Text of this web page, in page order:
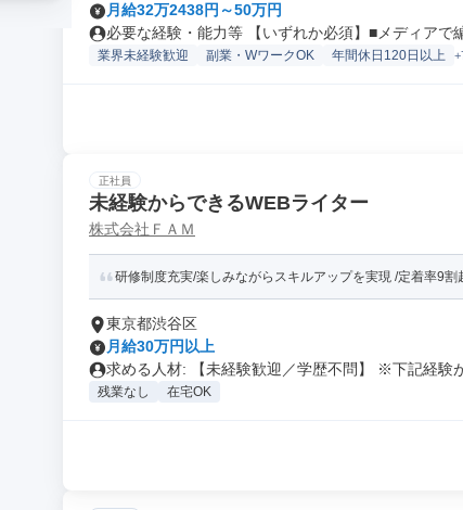
月給32万2438円～50万円
必要な経験・能力等 【いずれか必須】■メディアで
業界未経験歓迎 副業・WワークOK 年間休日120日以上
正社員
未経験からできるWEBライター
株式会社ＦＡＭ
研修制度充実/楽しみながらスキルアップを実現 /定着率9
東京都渋谷区
月給30万円以上
求める人材: 【未経験歓迎／学歴不問】 ※下記経験
残業なし 在宅OK